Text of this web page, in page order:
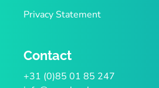
Privacy Statement
Contact
+31 (0)85 01 85 247